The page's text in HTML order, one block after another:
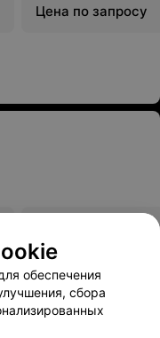
Цена по запросу
обеспечения
сбора